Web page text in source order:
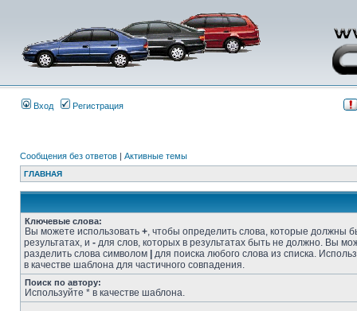
Вход Регистрация
Сообщения без ответов | Активные темы
ГЛАВНАЯ
Ключевые слова:
Вы можете использовать +, чтобы определить слова, которые должны
результатах, и - для слов, которых в результатах быть не должно. Вы
разделить слова символом
для поиска любого слова из списка.
в качестве шаблона для частичного совпадения.
Поиск по автору:
Используйте * в качестве шаблона.